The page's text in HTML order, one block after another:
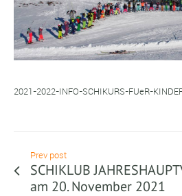
2021-2022-INFO-SCHIKURS-FUeR-
Prev post
SCHIKLUB
am 20. November 2021